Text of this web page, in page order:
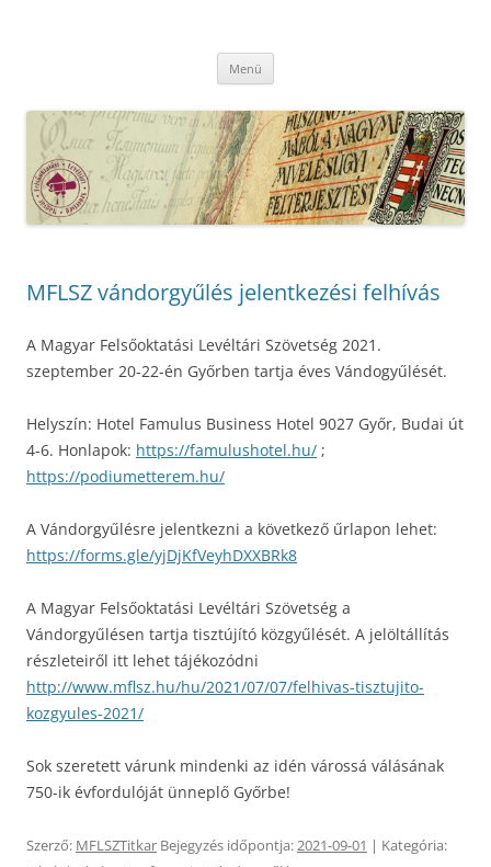
Menü
MFLSZ vándorgyűlés jelentkezési felhívás
A Magyar Felsőoktatási Levéltári Szövetség 2021.
szeptember 20-22-én Győrben tartja éves Vándogyűlését.
Helyszín: Hotel Famulus Business Hotel 9027 Győr, Budai út
4-6. Honlapok: https://famulushotel.hu/ ;
https://podiumetterem.hu/
A Vándorgyűlésre jelentkezni a következő űrlapon lehet:
https://forms.gle/yjDjKfVeyhDXXBRk8
A Magyar Felsőoktatási Levéltári Szövetség a
Vándorgyűlésen tartja tisztújító közgyűlését. A jelöltállítás
részleteiről itt lehet tájékozódni
http://www.mflsz.hu/hu/2021/07/07/felhivas-tisztujito-
kozgyules-2021/
Sok szeretett várunk mindenki az idén várossá válásának
750-ik évfordulóját ünneplő Győrbe!
Szerző: MFLSZTitkar Bejegyzés időpontja:2021-09-01 | Kategória: